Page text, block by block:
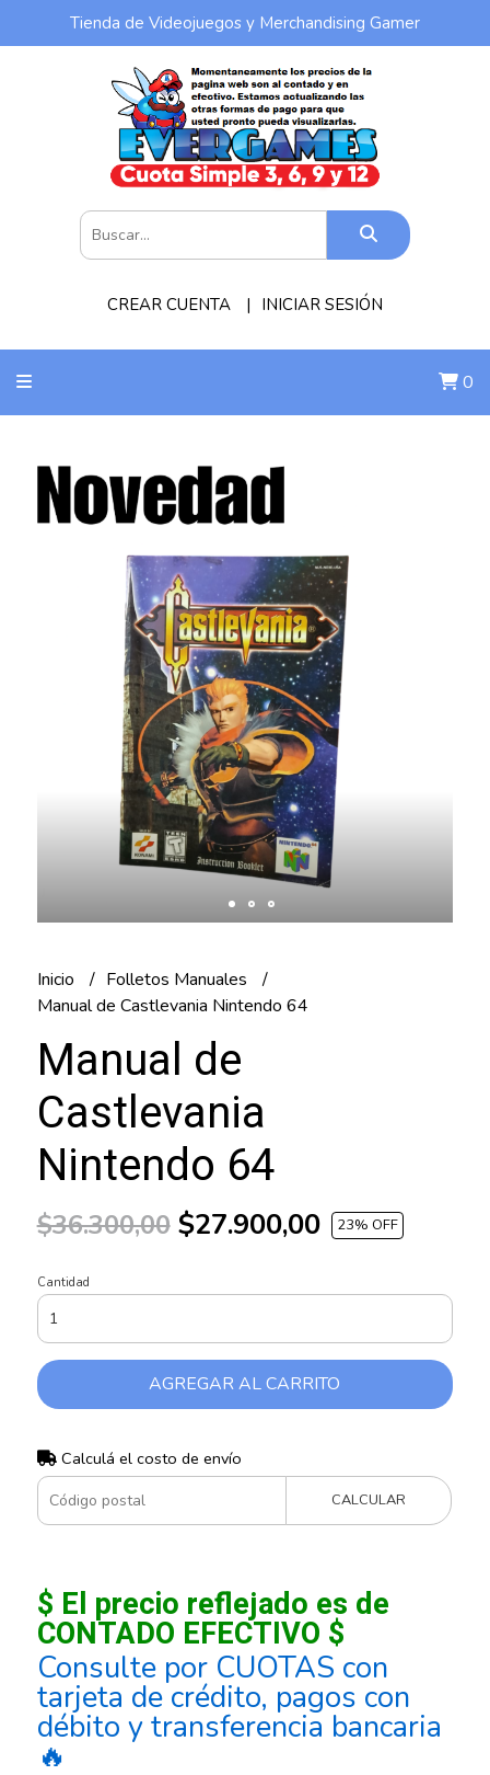
Tienda de Videojuegos y Merchandising Gamer
CREAR CUENTA INICIAR SESIÓN
0
Inicio
Folletos Manuales
Manual de Castlevania Nintendo 64
Manual de
Castlevania
Nintendo 64
$36.300,00$27.900,00 23% OFF
Cantidad
AGREGAR AL CARRITO
Calculá el costo de envío
CALCULAR
$ El precio reflejado es de
CONTADO EFECTIVO $
Consulte por CUOTAS con
tarjeta de crédito, pagos con
débito y transferencia bancaria
🔥